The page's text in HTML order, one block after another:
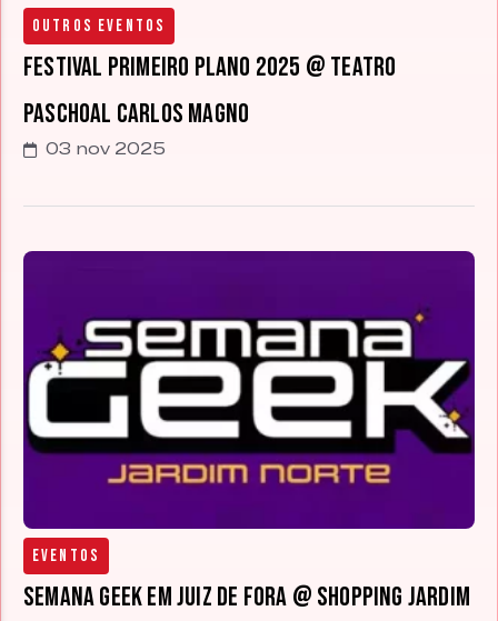
Outros Eventos
Festival Primeiro Plano 2025 @ Teatro
Paschoal Carlos Magno
03 nov 2025
Eventos
Semana Geek em Juiz de Fora @ Shopping Jardim